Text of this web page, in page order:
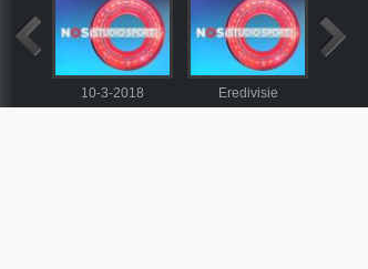
10-3-2018 Eredivisie